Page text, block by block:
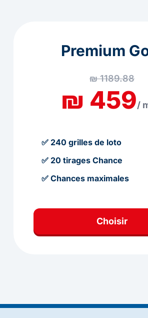
Premium
₪ 1189.88
₪ 459/
✅ 240 grilles de loto
✅ 20 tirages Chance
✅ Chances maximales
Choisir